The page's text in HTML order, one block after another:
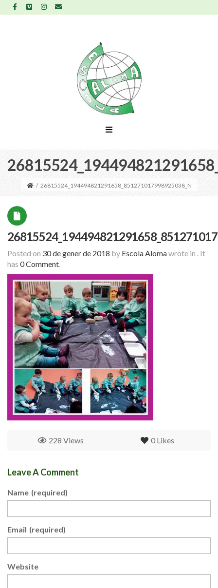
/ 26815524_194494821291658_851271017998925038_N
Posted on 30 de gener de 2018 by Escola Alomawrote in . It
has 0 Comment.
0 Likes
228 Views
Leave A Comment
Name (required)
Email (required)
Website